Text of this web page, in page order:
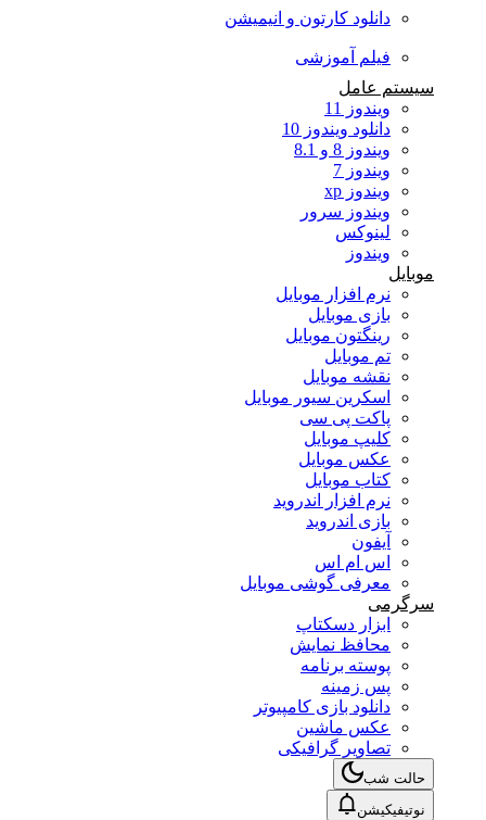
دانلود کارتون و انیمیشن
فیلم آموزشی
سیستم عامل
ویندوز 11
دانلود ویندوز 10
ویندوز 8 و 8.1
ویندوز 7
ویندوز xp
ویندوز سرور
لینوکس
ویندوز
موبایل
نرم افزار موبایل
بازی موبایل
رینگتون موبایل
تم موبایل
نقشه موبایل
اسکرین سیور موبایل
پاکت پی سی
کلیپ موبایل
عکس موبایل
کتاب موبایل
نرم افزار اندروید
بازی اندروید
آیفون
اس ام اس
معرفی گوشی موبایل
سرگرمی
ابزار دسکتاپ
محافظ نمایش
پوسته برنامه
پس زمینه
دانلود بازی کامپیوتر
عکس ماشین
تصاویر گرافیکی
حالت شب
نوتیفیکیشن